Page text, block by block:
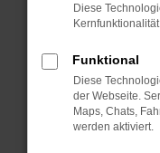
verhindern.
anderen
Starte dein
Das kann
Probleme zu
Diese
Funktional
Diese
der Webseite.
Maps, Chats,
werden aktiviert.